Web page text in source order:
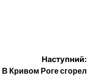
Наступний:
В Кривом Роге сгорел